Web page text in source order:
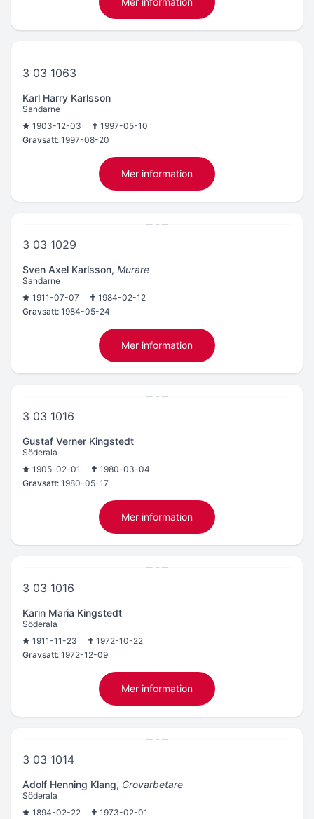
3 03 1063
Karl Harry Karlsson
Sandarne
1903-12-03
1997-05-10
Gravsatt: 1997-08-20
Mer information
3 03 1029
Sven Axel Karlsson, Murare
Sandarne
1911-07-07
1984-02-12
Gravsatt: 1984-05-24
Mer information
3 03 1016
Gustaf Verner Kingstedt
Söderala
1905-02-01
1980-03-04
Gravsatt: 1980-05-17
Mer information
3 03 1016
Karin Maria Kingstedt
Söderala
1911-11-23
1972-10-22
Gravsatt: 1972-12-09
Mer information
3 03 1014
Adolf Henning Klang, Grovarbetare
Söderala
1894-02-22
1973-02-01